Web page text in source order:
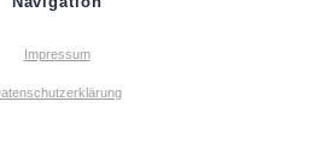
Impressum